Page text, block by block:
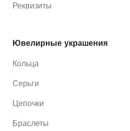
Реквизиты
Ювелирные украшения
Кольца
Серьги
Цепочки
Браслеты